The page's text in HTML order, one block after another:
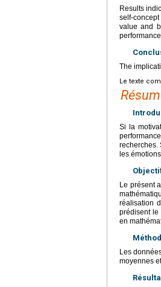
Results
self-
value and
The
Le texte
Si la
recherches.
les
Le présent
réalisation
prédisent le
en
Les
moyennes